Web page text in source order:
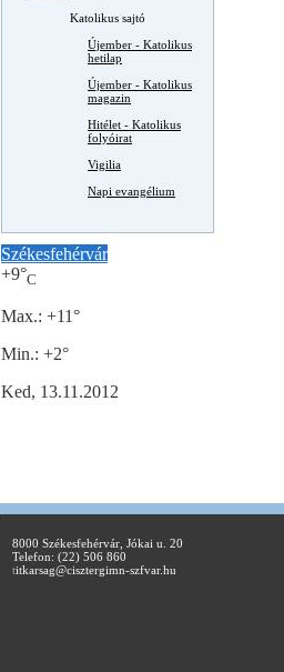
Katolikus sajtó
Újember - Katolikus
hetilap
Újember - Katolikus
magazin
Hitélet - Katolikus
folyóirat
Vigilia
Napi evangélium
Székesfehérvár
+9°C
Max.: +11°
Min.: +2°
Ked, 13.11.2012
8000 Székesfehérvár, Jókai u. 20
Telefon: (22) 506 860
titkarsag@cisztergimn-szfvar.hu